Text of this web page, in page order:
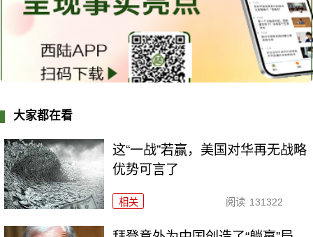
大家都在看
这“一战”若赢，美国对华再无战略
优势可言了
相关 阅读 131322